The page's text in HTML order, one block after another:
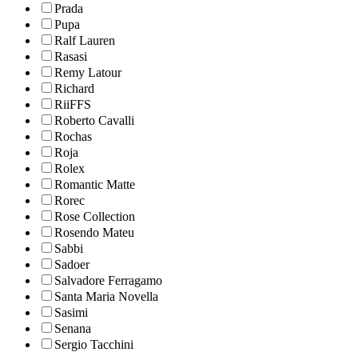
Prada
Pupa
Ralf Lauren
Rasasi
Remy Latour
Richard
RiiFFS
Roberto Cavalli
Rochas
Roja
Rolex
Romantic Matte
Rorec
Rose Collection
Rosendo Mateu
Sabbi
Sadoer
Salvadore Ferragamo
Santa Maria Novella
Sasimi
Senana
Sergio Tacchini